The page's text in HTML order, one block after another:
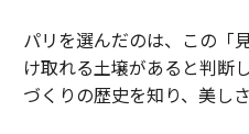
パリを選んだのは、この「
け取れる土壌があると判断
づくりの歴史を知り、美し